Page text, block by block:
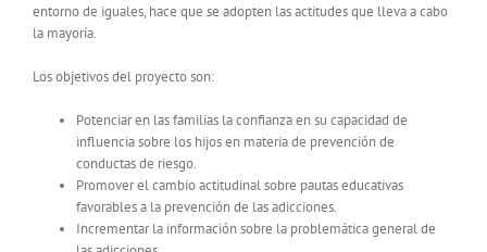
entorno de iguales, hace que se adopten las actitudes que lleva a cabo
la mayoría.
Los objetivos del proyecto son:
Potenciar en las familias la confianza en su capacidad de
influencia sobre los hijos en materia de prevención de
conductas de riesgo.
Promover el cambio actitudinal sobre pautas educativas
favorables a la prevención de las adicciones.
Incrementar la información sobre la problemática general de